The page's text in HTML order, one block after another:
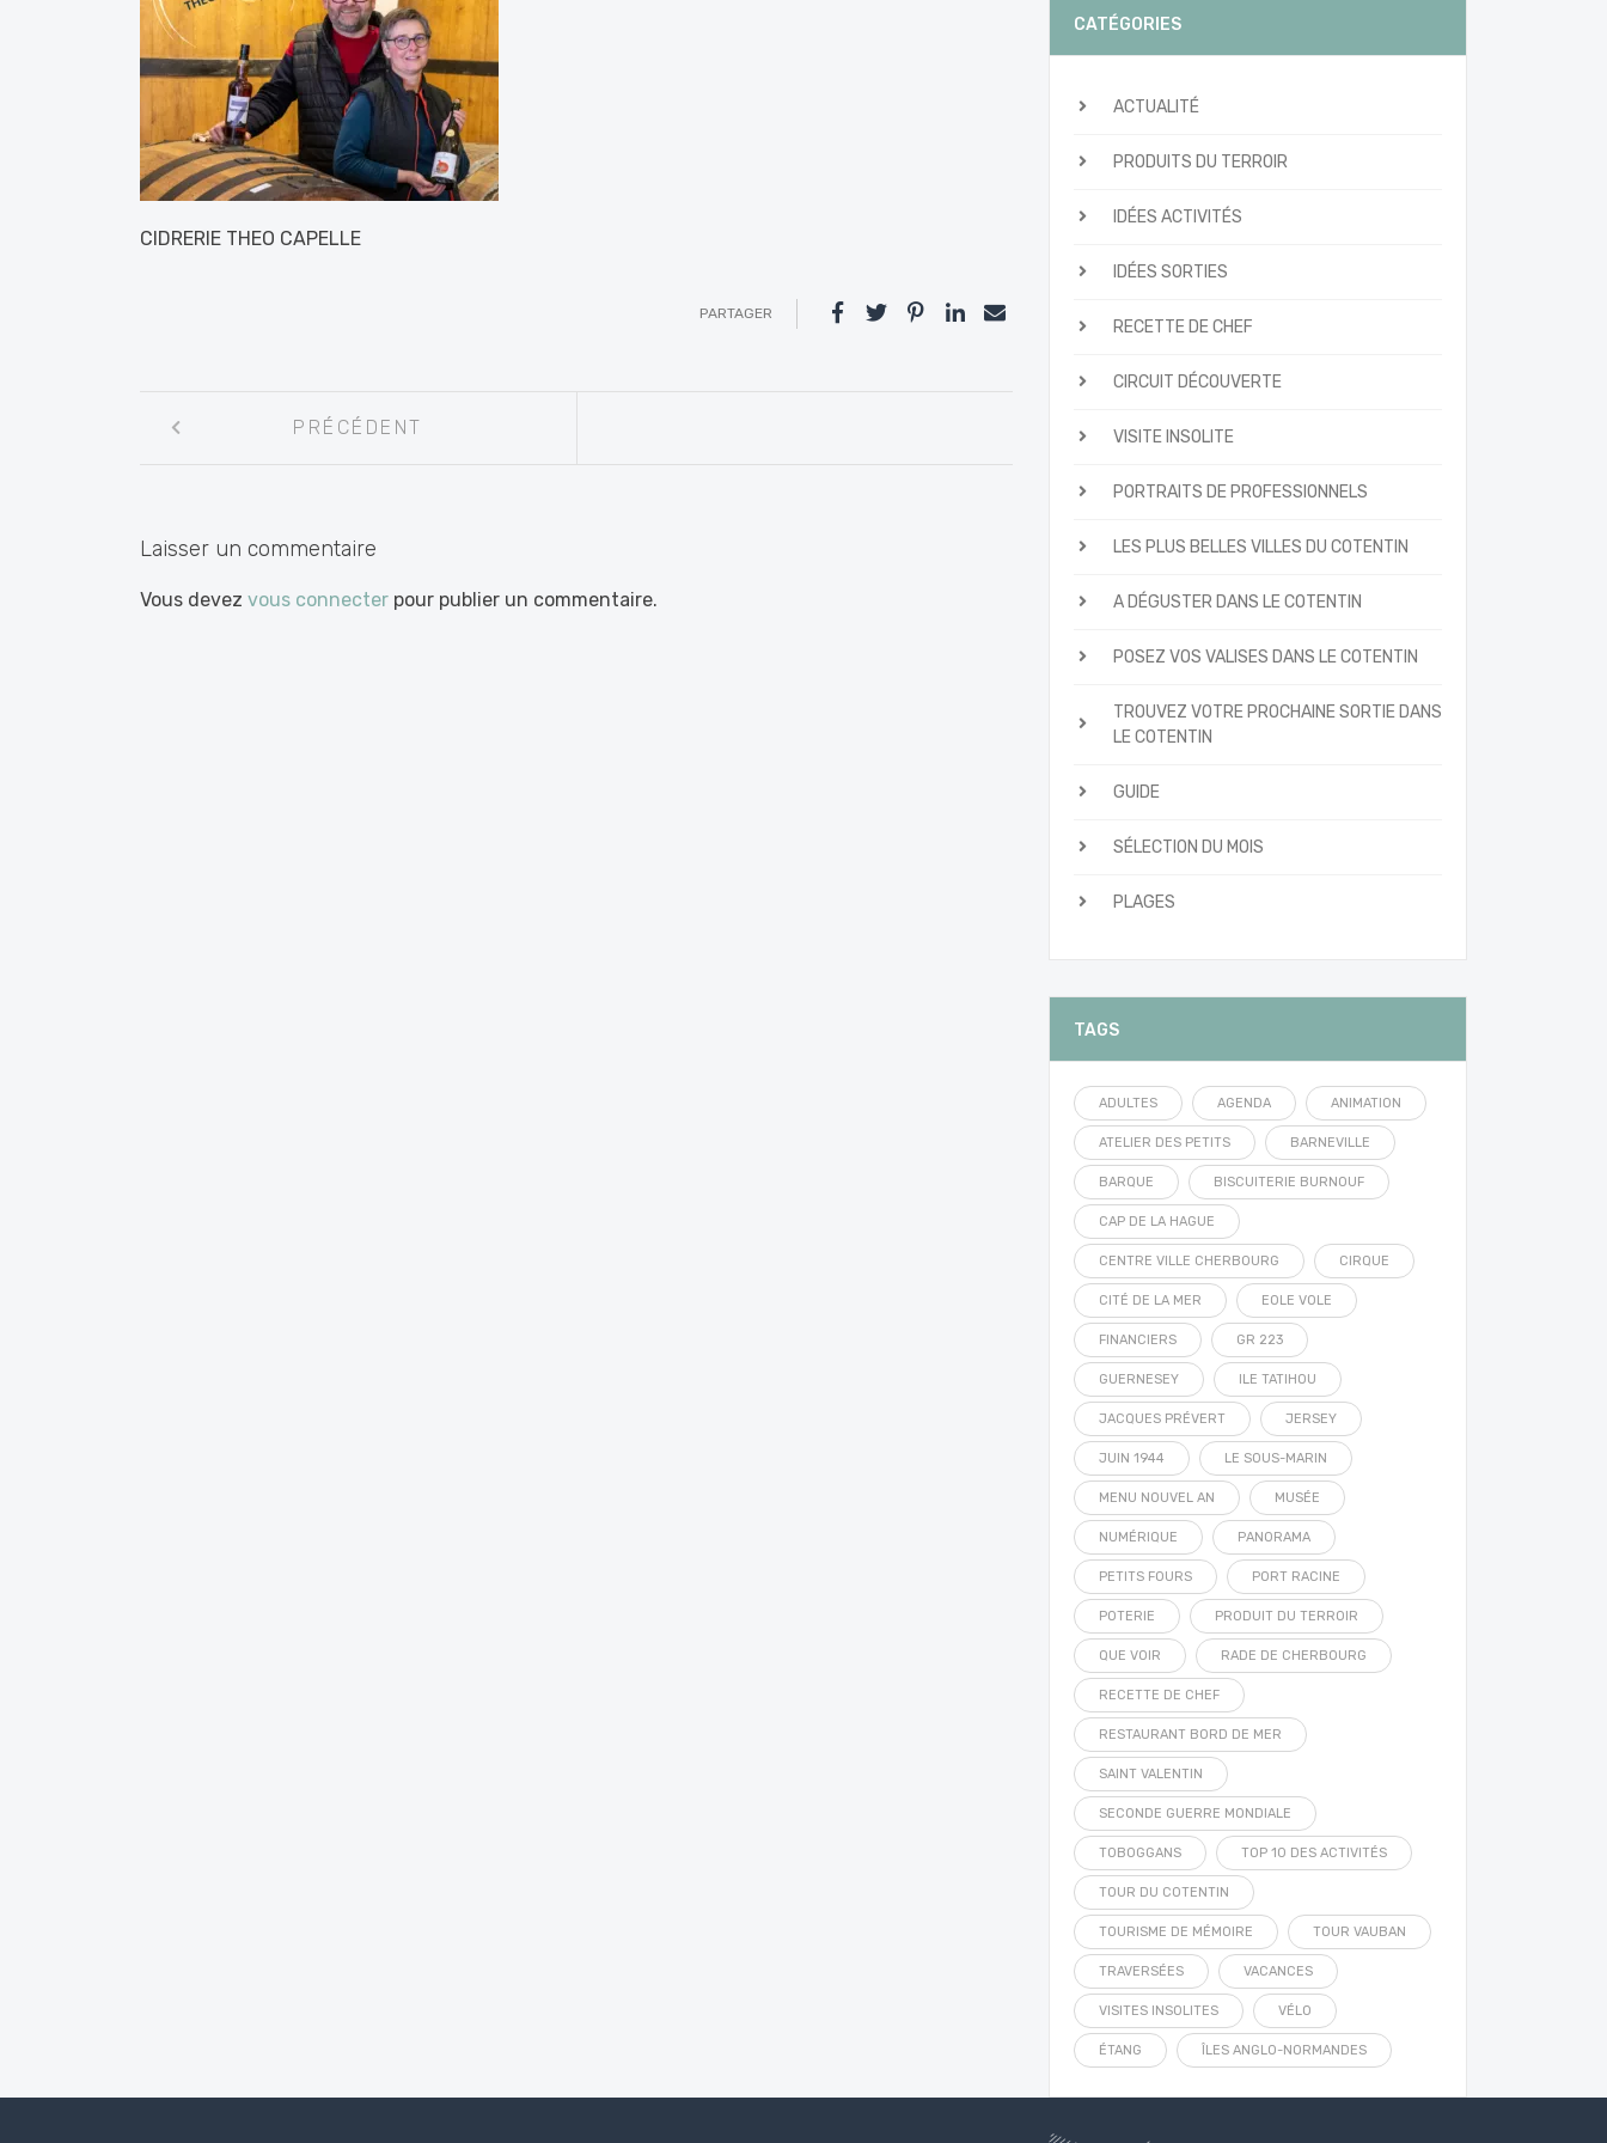
CIDRERIE THEO CAPELLE
PARTAGER
entre
PRÉCÉDENT
Laisser un commentaire
Vous devez vous connecter pour publier un commentaire.
CATÉGORIES
ACTUALITÉ
PRODUITS DU TERROIR
IDÉES ACTIVITÉS
IDÉES SORTIES
RECETTE DE CHEF
CIRCUIT DÉCOUVERTE
VISITE INSOLITE
PORTRAITS DE PROFESSIONNELS
LES PLUS BELLES VILLES DU COTENTIN
A DÉGUSTER DANS LE COTENTIN
POSEZ VOS VALISES DANS LE COTENTIN
TROUVEZ VOTRE PROCHAINE SORTIE DANS
LE COTENTIN
GUIDE
SÉLECTION DU MOIS
PLAGES
TAGS
ADULTES AGENDA ANIMATION
ATELIER DES PETITS BARNEVILLE
BARQUE BISCUITERIE BURNOUF
CAP DE LA HAGUE
CENTRE VILLE CHERBOURG CIRQUE
CITÉ DE LA MER EOLE VOLE
FINANCIERS GR 223
GUERNESEY ILE TATIHOU
JACQUES PRÉVERT JERSEY
JUIN 1944 LE SOUS-MARIN
MENU NOUVEL AN MUSÉE
NUMÉRIQUE PANORAMA
PETITS FOURS PORT RACINE
POTERIE PRODUIT DU TERROIR
QUE VOIR RADE DE CHERBOURG
RECETTE DE CHEF
RESTAURANT BORD DE MER
SAINT VALENTIN
SECONDE GUERRE MONDIALE
TOBOGGANS TOP 10 DES ACTIVITÉS
TOUR DU COTENTIN
TOURISME DE MÉMOIRE TOUR VAUBAN
TRAVERSÉES VACANCES
VISITES INSOLITES VÉLO
ÉTANG ÎLES ANGLO-NORMANDES